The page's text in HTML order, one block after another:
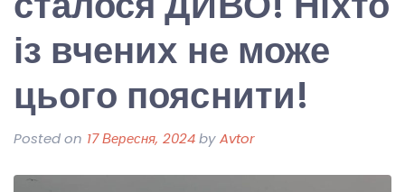
із вчених не може
цього пояснити!
Posted on 17 Вересня, 2024byAvtor